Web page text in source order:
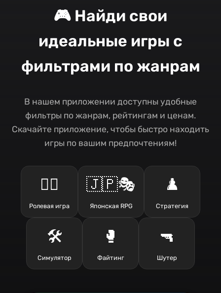
🎮 Найди свои
идеальные игры с
фильтрами по жанрам
В нашем приложении доступны удобные
фильтры по жанрам, рейтингам и ценам.
Скачайте приложение, чтобы быстро находить
игры по вашим предпочтениям!
🧙‍♂️
Ролевая игра
🇯🇵🎭
Японская RPG
♟️
Стратегия
🛠️
Симулятор
🥊
Файтинг
🔫
Шутер